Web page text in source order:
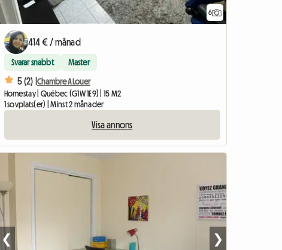
6
414 € / månad
Svarar snabbt Master
5 (2) | Chambre A Louer
Homestay | Québec (G1W 1E9) | 15 M2
1 sovplats(er) | Minst 2 månader
Visa annons
❮ ❯